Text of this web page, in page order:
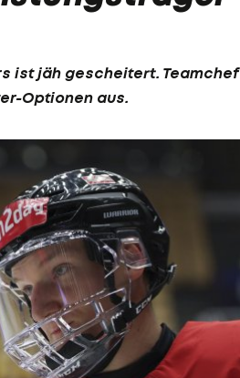
ist jäh gescheitert. Teamchef
Optionen aus.